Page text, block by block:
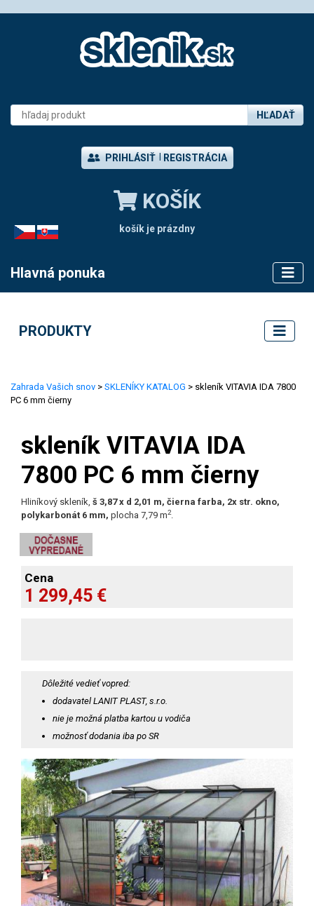
HĽADAŤ
PRIHLÁSIŤ REGISTRÁCIA
KOŠÍK
košík je prázdny
CZ SK
Hlavná ponuka
PRODUKTY
Zahrada Vašich snov > SKLENÍKY KATALOG > skleník VITAVIA IDA 7800
PC 6 mm čierny
skleník VITAVIA IDA
7800 PC 6 mm čierny
Hliníkový skleník, š 3,87 x d 2,01 m, čierna farba, 2x str. okno,
polykarbonát 6 mm, plocha 7,79 m2.
Cena
1 299,45 €
Dôležité vedieť vopred:
dodavatel LANIT PLAST, s.r.o.
nie je možná platba kartou u vodiča
možnosť dodania iba po SR